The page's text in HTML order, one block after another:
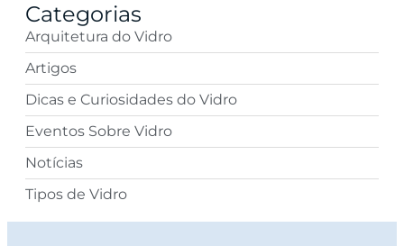
Categorias
Arquitetura do Vidro
Artigos
Dicas e Curiosidades do Vidro
Eventos Sobre Vidro
Notícias
Tipos de Vidro